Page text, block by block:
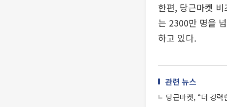
한편, 당근마켓
는 2300만 명을
하고 있다.
관련 뉴스
당근마켓, “더 강력